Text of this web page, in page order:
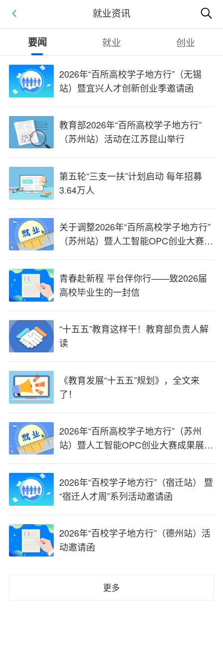
就业资讯
要闻 就业 创业
2026年“百所高校学子地方行”（无锡
站）暨宜兴人才创新创业季邀请函
教育部2026年“百所高校学子地方行”
（苏州站）活动在江苏昆山举行
第五轮“三支一扶”计划启动 每年招募
3.64万人
关于调整2026年“百所高校学子地方行”
（苏州站）暨人工智能OPC创业大赛成
青春赴新程 平台伴你行——致2026届
高校毕业生的一封信
“十五五”教育这样干！教育部负责人解
读
《教育发展“十五五”规划》，全文来
了！
2026年“百所高校学子地方行”（苏州
站）暨人工智能OPC创业大赛成果展、
2026年“百校学子地方行”（宿迁站） 暨
“宿迁人才周”系列活动邀请函
2026年“百校学子地方行”（德州站）活
动邀请函
更多